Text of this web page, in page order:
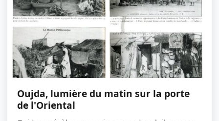
Oujda, lumière du matin sur la porte
de l'Oriental